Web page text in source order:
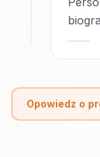
Opowiedz o